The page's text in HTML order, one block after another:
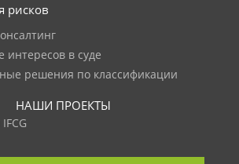
рисков
интересов в суде
решения по классификации
НАШИ ПРОЕКТЫ